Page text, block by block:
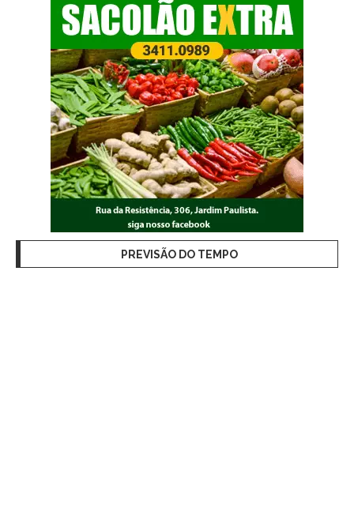
PREVISÃO DO TEMPO